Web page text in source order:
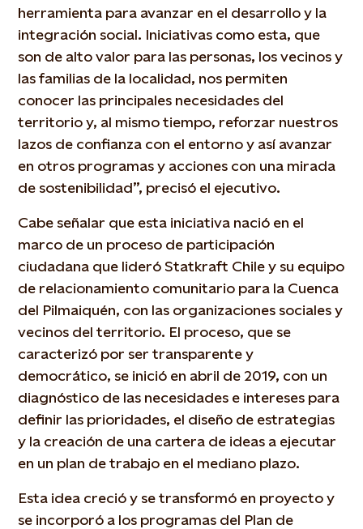
herramienta para avanzar en el desarrollo y la
integración social. Iniciativas como esta, que
son de alto valor para las personas, los vecinos y
las familias de la localidad, nos permiten
conocer las principales necesidades del
territorio y, al mismo tiempo, reforzar nuestros
lazos de confianza con el entorno y así avanzar
en otros programas y acciones con una mirada
de sostenibilidad”, precisó el ejecutivo.
Cabe señalar que esta iniciativa nació en el
marco de un proceso de participación
ciudadana que lideró Statkraft Chile y su equipo
de relacionamiento comunitario para la Cuenca
del Pilmaiquén, con las organizaciones sociales y
vecinos del territorio. El proceso, que se
caracterizó por ser transparente y
democrático, se inició en abril de 2019, con un
diagnóstico de las necesidades e intereses para
definir las prioridades, el diseño de estrategias
y la creación de una cartera de ideas a ejecutar
en un plan de trabajo en el mediano plazo.
Esta idea creció y se transformó en proyecto y
se incorporó a los programas del Plan de